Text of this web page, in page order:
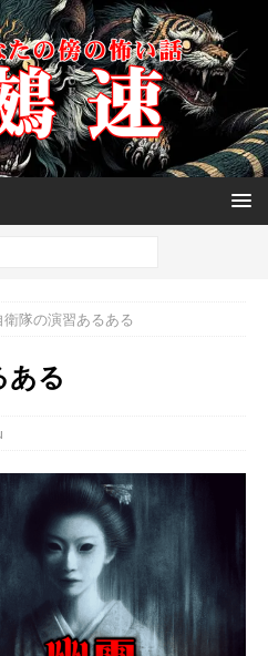
衛隊の演習あるある
ある